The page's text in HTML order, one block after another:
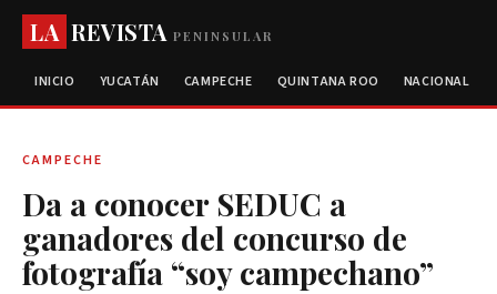
LA REVISTAPENINSULAR
INICIO YUCATÁN CAMPECHE QUINTANA ROO NACIONAL
CAMPECHE
Da a conocer SEDUC a
ganadores del concurso de
fotografía “soy campechano”